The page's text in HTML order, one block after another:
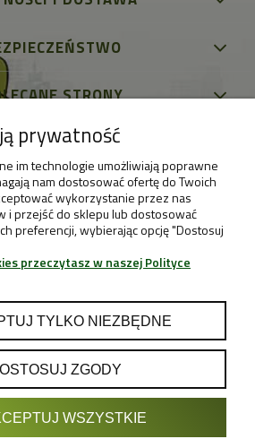
STRONY
PEŁNĄ WERSJĘ STRONY
prywatność
im technologie umożliwiają poprawne
nam dostosować ofertę do Twoich
wykorzystanie przez nas
i przejść do sklepu lub dostosować
preferencji, wybierając opcję "Dostosuj
przeczytasz w naszej Polityce
TYLKO NIEZBĘDNE
ZGODY
WSZYSTKIE